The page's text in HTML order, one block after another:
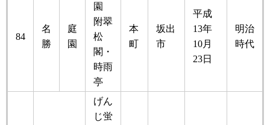
84
名
勝
庭
園
園
附翠
松
閣・
時雨
亭
本
町
坂出
市
平成
13年
10月
23日
明治
時代
げん
じ蛍